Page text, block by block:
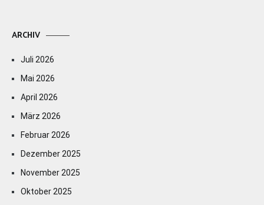
ARCHIV
Juli 2026
Mai 2026
April 2026
März 2026
Februar 2026
Dezember 2025
November 2025
Oktober 2025